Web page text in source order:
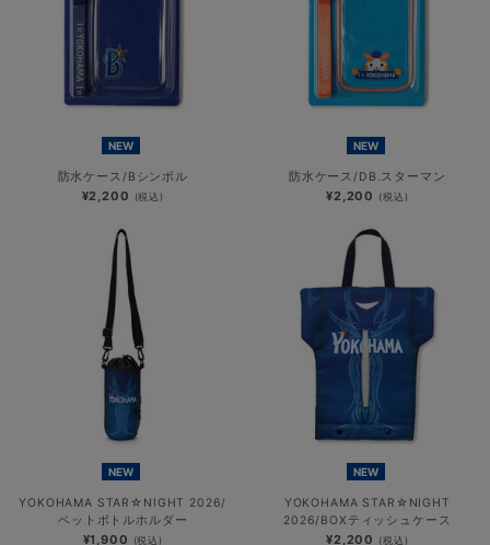
NEW
防水ケース/Bシンボル
¥2,200 (税込)
NEW
防水ケース/DB.スターマン
¥2,200 (税込)
NEW
YOKOHAMA STAR☆NIGHT 2026/
ペットボトルホルダー
¥1,900 (税込)
NEW
YOKOHAMA STAR☆NIGHT
2026/BOXティッシュケース
¥2,200 (税込)